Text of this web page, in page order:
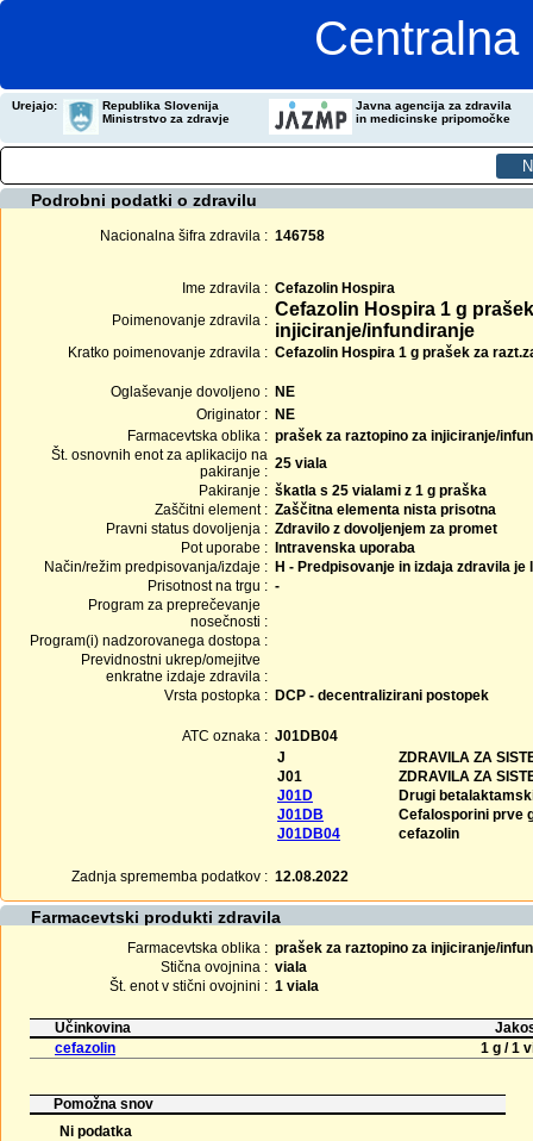
Urejajo:
Republika Slovenija
Ministrstvo za zdravje
Javna agencija za zdravila
in medicinske pripomočke
Podrobni podatki o zdravilu
Nacionalna šifra zdravila : 146758
Ime zdravila : Cefazolin Hospira
Poimenovanje zdravila :
Cefazolin Hospira 1 g
injiciranje/infundiranje
Kratko poimenovanje zdravila : Cefazolin Hospira 1 g prašek za
Oglaševanje dovoljeno : NE
Originator : NE
Farmacevtska oblika : prašek za raztopino za injiciranje/
Št. osnovnih enot za aplikacijo na
pakiranje : 25 viala
Pakiranje : škatla s 25 vialami z 1 g praška
Zaščitni element : Zaščitna elementa nista prisotna
Pravni status dovoljenja : Zdravilo z dovoljenjem za promet
Pot uporabe :
Intravenska uporaba
Način/režim predpisovanja/izdaje : H - Predpisovanje in izdaja zdravila
Prisotnost na trgu : -
Program za preprečevanje
nosečnosti :
Program(i) nadzorovanega dostopa :
Previdnostni ukrep/omejitve
enkratne izdaje zdravila :
Vrsta postopka : DCP - decentralizirani postopek
ATC oznaka : J01DB04
J
ZDRAVILA ZA
J01
ZDRAVILA ZA
J01D
Drugi
J01DB
Cefalosporini prve
J01DB04
cefazolin
Zadnja sprememba podatkov : 12.08.2022
Farmacevtski produkti zdravila
Farmacevtska oblika : prašek za raztopino za injiciranje/
Stična ovojnina : viala
Št. enot v stični ovojnini : 1 viala
Učinkovina
cefazolin
1 g / 1
Pomožna snov
Ni podatka